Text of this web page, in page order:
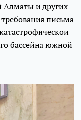
Алматы и других
письма
бассейна южной